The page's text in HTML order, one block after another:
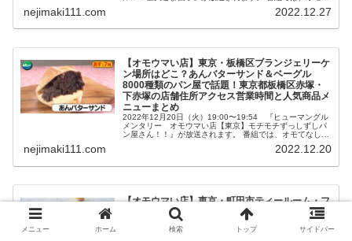
nejimaki111.com 2022.12.27
【オモウマい店】東京・板橋区ブランジェリーケ
ン場所はどこ？あんバターサンド＆ベーグル
8000種類のパン屋で話題！東京都板橋区赤塚・
下赤塚の店舗住所アクセス営業時間と人気商品メ
ニューまとめ
2022年12月20日（火）19:00〜19:54 『ヒューマングル
メンタリー オモウマい店【東京】モチモチずっしずしパ
ン屋さん！！』が放送されます。 番組では、オモてなしが
nejimaki111.com 2022.12.20
【オモウマい店】東京・町田市ティールーム・フ
ァインエステート場所はどこ？オヤツたっぷり乗
せ乗せミルクティーで話題！玉川学園前の店舗住
所アクセス営業時間と紅茶など人気メニューまと
メニュー ホーム 検索 トップ サイドバー